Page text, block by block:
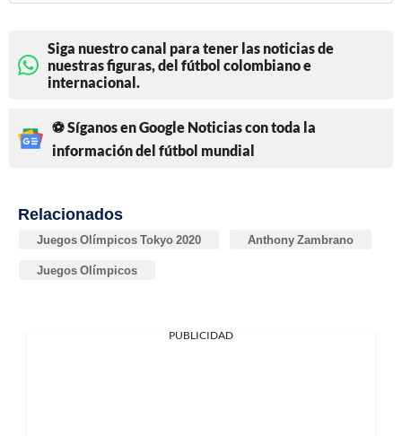
Siga nuestro canal para tener las noticias de
nuestras figuras, del fútbol colombiano e
internacional.
⚽ Síganos en Google Noticias con toda la
información del fútbol mundial
Relacionados
Juegos Olímpicos Tokyo 2020 Anthony Zambrano
Juegos Olímpicos
PUBLICIDAD